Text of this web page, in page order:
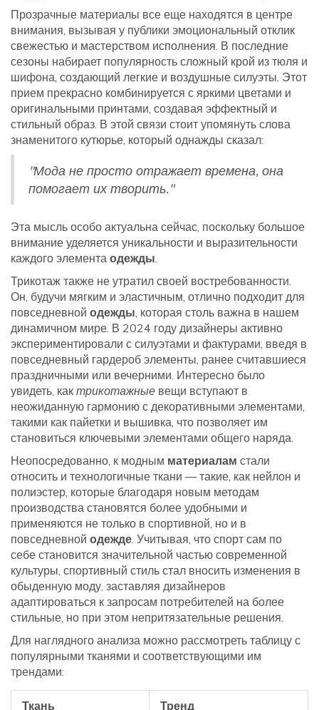
Прозрачные материалы все еще находятся в центре
внимания, вызывая у публики эмоциональный отклик
свежестью и мастерством исполнения. В последние
сезоны набирает популярность сложный крой из тюля и
шифона, создающий легкие и воздушные силуэты. Этот
прием прекрасно комбинируется с яркими цветами и
оригинальными принтами, создавая эффектный и
стильный образ. В этой связи стоит упомянуть слова
знаменитого кутюрье, который однажды сказал:
"Мода не просто отражает времена, она
помогает их творить."
Эта мысль особо актуальна сейчас, поскольку большое
внимание уделяется уникальности и выразительности
каждого элемента одежды.
Трикотаж также не утратил своей востребованности.
Он, будучи мягким и эластичным, отлично подходит для
повседневной одежды, которая столь важна в нашем
динамичном мире. В 2024 году дизайнеры активно
экспериментировали с силуэтами и фактурами, введя в
повседневный гардероб элементы, ранее считавшиеся
праздничными или вечерними. Интересно было
увидеть, как трикотажные вещи вступают в
неожиданную гармонию с декоративными элементами,
такими как пайетки и вышивка, что позволяет им
становиться ключевыми элементами общего наряда.
Неопосредованно, к модным материалам стали
относить и технологичные ткани — такие, как нейлон и
полиэстер, которые благодаря новым методам
производства становятся более удобными и
применяются не только в спортивной, но и в
повседневной одежде. Учитывая, что спорт сам по
себе становится значительной частью современной
культуры, спортивный стиль стал вносить изменения в
обыденную моду, заставляя дизайнеров
адаптироваться к запросам потребителей на более
стильные, но при этом непритязательные решения.
Для наглядного анализа можно рассмотреть таблицу с
популярными тканями и соответствующими им
трендами:
Ткань Тренд